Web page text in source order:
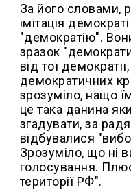
За його словами,
імітація
"демократію".
зразок
від тої
демократичних
зрозуміло, нащо
це така данина
згадувати, за
відбувалися
Зрозуміло, що ні
голосування.
території РФ".